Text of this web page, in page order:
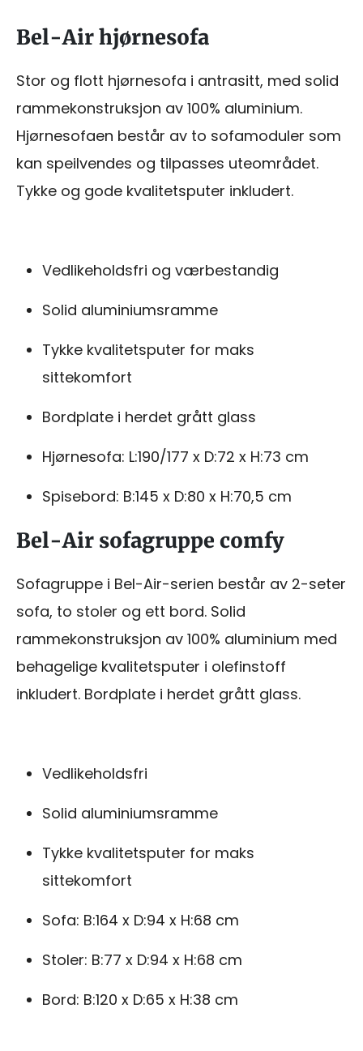
Bel-Air hjørnesofa
Stor og flott hjørnesofa i antrasitt, med solid
rammekonstruksjon av 100% aluminium.
Hjørnesofaen består av to sofamoduler som
kan speilvendes og tilpasses uteområdet.
Tykke og gode kvalitetsputer inkludert.
Vedlikeholdsfri og værbestandig
Solid aluminiumsramme
Tykke kvalitetsputer for maks
sittekomfort
Bordplate i herdet grått glass
Hjørnesofa: L:190/177 x D:72 x H:73 cm
Spisebord: B:145 x D:80 x H:70,5 cm
Bel-Air sofagruppe comfy
Sofagruppe i Bel-Air-serien består av 2-seter
sofa, to stoler og ett bord. Solid
rammekonstruksjon av 100% aluminium med
behagelige kvalitetsputer i olefinstoff
inkludert. Bordplate i herdet grått glass.
Vedlikeholdsfri
Solid aluminiumsramme
Tykke kvalitetsputer for maks
sittekomfort
Sofa: B:164 x D:94 x H:68 cm
Stoler: B:77 x D:94 x H:68 cm
Bord: B:120 x D:65 x H:38 cm